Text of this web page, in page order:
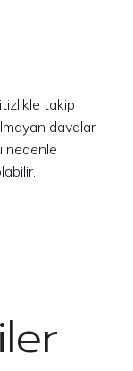
takip
davalar
nedenle